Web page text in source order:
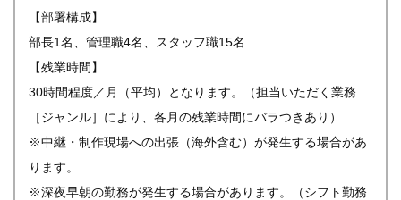
【部署構成】
部長1名、管理職4名、スタッフ職15名
【残業時間】
30時間程度／月（平均）となります。（担当いただく業務
［ジャンル］により、各月の残業時間にバラつきあり）
※中継・制作現場への出張（海外含む）が発生する場合があ
ります。
※深夜早朝の勤務が発生する場合があります。（シフト勤務